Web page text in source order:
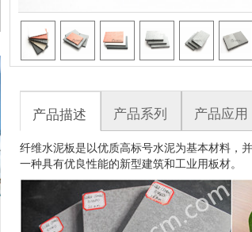
产品描述 产品系列 产品应用
纤维水泥板是以优质高标号水泥为基本材料，
一种具有优良性能的新型建筑和工业用板材。